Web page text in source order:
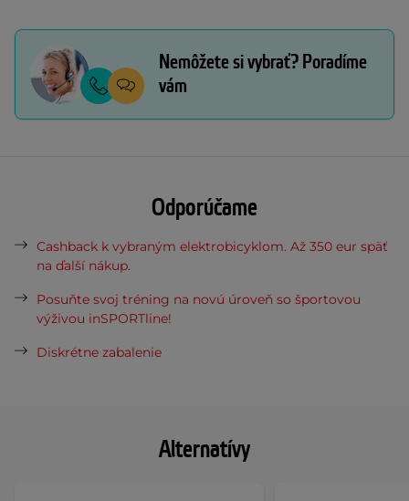
Alternatívy
Nemôžete si vybrať? Poradíme
vám
Odporúčame
Cashback k vybraným elektrobicyklom. Až 350 eur späť
na ďalší nákup.
Posuňte svoj tréning na novú úroveň so športovou
výživou inSPORTline!
Diskrétne zabalenie